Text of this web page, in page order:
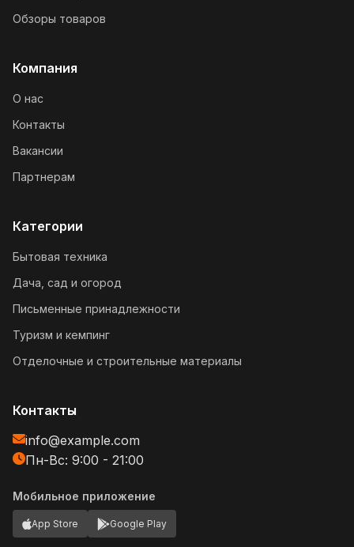
Обзоры товаров
Компания
О нас
Контакты
Вакансии
Партнерам
Категории
Бытовая техника
Дача, сад и огород
Письменные принадлежности
Туризм и кемпинг
Отделочные и строительные материалы
Контакты
info@example.com
Пн-Вс: 9:00 - 21:00
Мобильное приложение
App Store Google Play